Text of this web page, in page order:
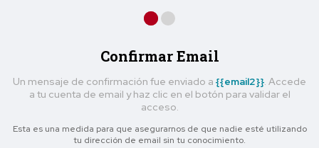
Confirmar Email
Un mensaje de confirmación fue enviado a {{email2}} . Accede
a tu cuenta de email y haz clic en el botón para validar el
acceso.
Esta es una medida para que asegurarnos de que nadie esté utilizando
tu dirección de email sin tu conocimiento.